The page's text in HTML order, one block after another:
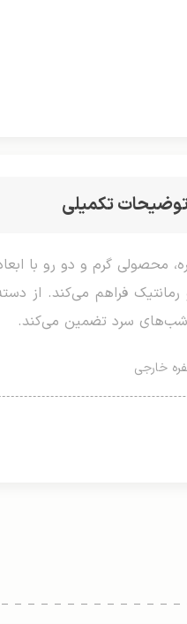
تکمیلی
فراهم می‌کند. از
شب‌های سرد تضمین می‌کند.
خارجی